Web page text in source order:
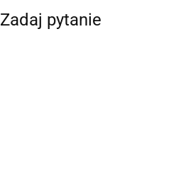
Zadaj pytanie